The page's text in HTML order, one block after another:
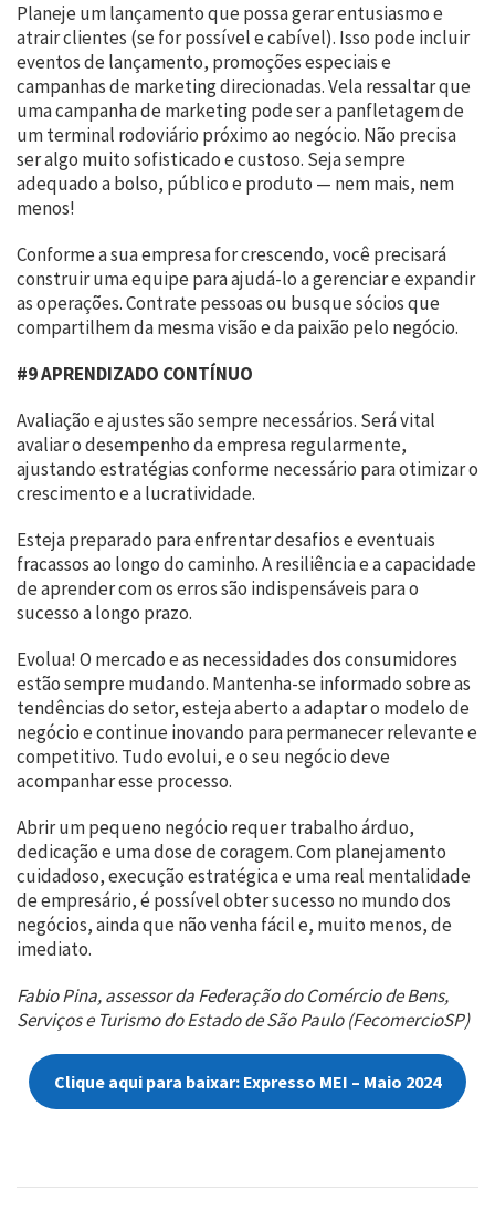
Planeje um lançamento que possa gerar entusiasmo e
atrair clientes (se for possível e cabível). Isso pode incluir
eventos de lançamento, promoções especiais e
campanhas de marketing direcionadas. Vela ressaltar que
uma campanha de marketing pode ser a panfletagem de
um terminal rodoviário próximo ao negócio. Não precisa
ser algo muito sofisticado e custoso. Seja sempre
adequado a bolso, público e produto — nem mais, nem
menos!
Conforme a sua empresa for crescendo, você precisará
construir uma equipe para ajudá-lo a gerenciar e expandir
as operações. Contrate pessoas ou busque sócios que
compartilhem da mesma visão e da paixão pelo negócio.
#9 APRENDIZADO CONTÍNUO
Avaliação e ajustes são sempre necessários. Será vital
avaliar o desempenho da empresa regularmente,
ajustando estratégias conforme necessário para otimizar o
crescimento e a lucratividade.
Esteja preparado para enfrentar desafios e eventuais
fracassos ao longo do caminho. A resiliência e a capacidade
de aprender com os erros são indispensáveis para o
sucesso a longo prazo.
Evolua! O mercado e as necessidades dos consumidores
estão sempre mudando. Mantenha-se informado sobre as
tendências do setor, esteja aberto a adaptar o modelo de
negócio e continue inovando para permanecer relevante e
competitivo. Tudo evolui, e o seu negócio deve
acompanhar esse processo.
Abrir um pequeno negócio requer trabalho árduo,
dedicação e uma dose de coragem. Com planejamento
cuidadoso, execução estratégica e uma real mentalidade
de empresário, é possível obter sucesso no mundo dos
negócios, ainda que não venha fácil e, muito menos, de
imediato.
Fabio Pina, assessor da Federação do Comércio de Bens,
Serviços e Turismo do Estado de São Paulo (FecomercioSP)
Clique aqui para baixar: Expresso MEI – Maio 2024